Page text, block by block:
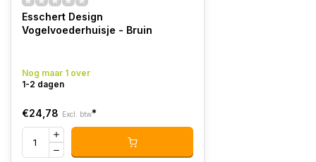
Esschert Design
Vogelvoederhuisje - Bruin
Nog maar 1 over
1-2 dagen
€24,78 Excl. btw*